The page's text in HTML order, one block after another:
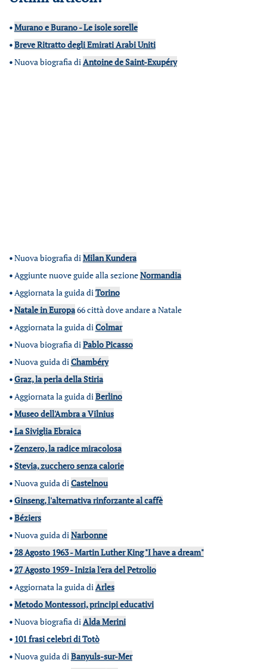
•Murano e Burano - Le isole sorelle
•Breve Ritratto degli Emirati Arabi Uniti
•Nuova biografia diAntoine de Saint-Exupéry
•Nuova biografia diMilan Kundera
•Aggiunte nuove guide alla sezioneNormandia
•Aggiornata la guida diTorino
•Natale in Europa66 città dove andare a Natale
•Aggiornata la guida diColmar
•Nuova biografia diPablo Picasso
•Nuova guida diChambéry
•Graz, la perla della Stiria
•Aggiornata la guida diBerlino
•Museo dell'Ambra a Vilnius
•La Siviglia Ebraica
•Zenzero, la radice miracolosa
•Stevia, zucchero senza calorie
•Nuova guida diCastelnou
•Ginseng, l'alternativa rinforzante al caffè
•Béziers
•Nuova guida diNarbonne
•28 Agosto 1963 - Martin Luther King "I have a dream"
•27 Agosto 1959 - Inizia l'era del Petrolio
•Aggiornata la guida diArles
•Metodo Montessori, principi educativi
•Nuova biografia diAlda Merini
• 101 frasi celebri di Totò
•Nuova guida diBanyuls-sur-Mer